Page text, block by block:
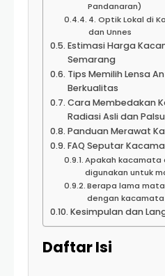
Pandanaran)
4. Optik Lokal di
dan Unnes
Estimasi Harga
Semarang
Tips Memilih Lensa
Berkualitas
Cara Membedakan
Radiasi Asli dan Palsu
Panduan Merawat
FAQ Seputar
Apakah kacamata
digunakan untuk
Berapa lama
dengan kacamata
Kesimpulan dan
Daftar Isi